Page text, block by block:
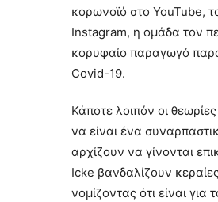
κορωνοϊό στο YouTube,
Instagram, η ομάδα τον
κορυφαίο παραγωγό
Covid-19.
Κάποτε λοιπόν οι
να είναι ένα
αρχίζουν να γίνονται
Icke βανδαλίζουν
νομίζοντας ότι είναι για